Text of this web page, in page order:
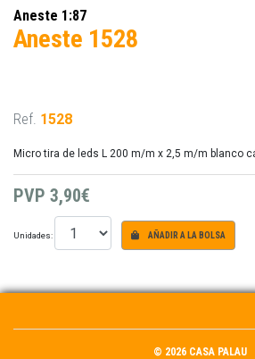
Aneste 1:87
Aneste 1528
Ref. 1528
Micro tira de leds L 200 m/m x 2,5 m/m blanco
PVP 3,90€
Unidades: AÑADIR A LA BOLSA
© 2026 CASA PALAU